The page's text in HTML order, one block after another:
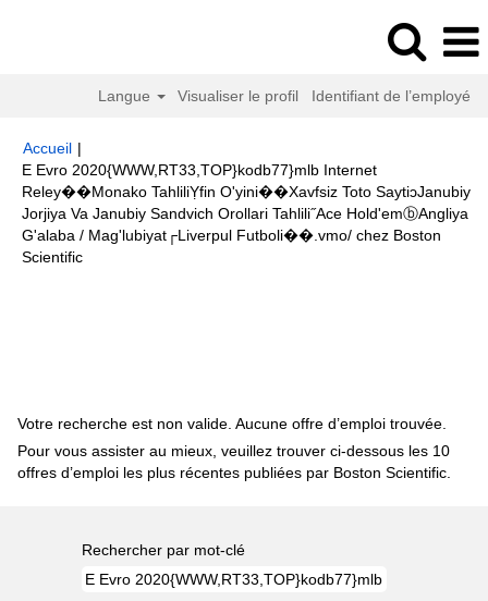
Langue Visualiser le profil Identifiant de l’employé
Accueil |
E Evro 2020{WWW,RT33,TOP}kodb77}mlb Internet
Reley��Monako TahliliỴfin O'yini��Xavfsiz Toto SaytiɔJanubiy
Jorjiya Va Janubiy Sandvich Orollari Tahlili˝Ace Hold'emⓑAngliya
G'alaba / Mag'lubiyat┌Liverpul Futboli��.vmo/ chez Boston
Scientific(page
Votre recherche est non valide. Aucune offre d’emploi trouvée.
Pour vous assister au mieux, veuillez trouver ci-dessous les 10
offres d’emploi les plus récentes publiées par Boston Scientific.
Rechercher par mot-clé